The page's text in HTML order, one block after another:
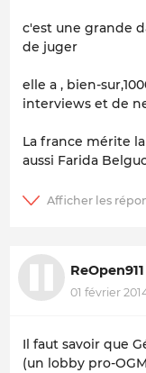
c'est une grande
de juger
elle a , bien-
interviews et de
La france mérite
aussi Farida
ReOpen911
01 février
Il faut savoir que
(un lobby pro-